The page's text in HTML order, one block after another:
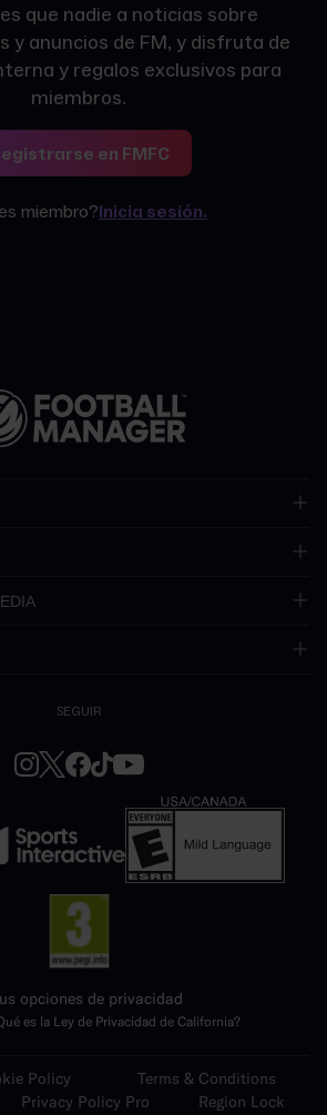
que nadie a noticias sobre
y anuncios de FM, y disfruta de
y regalos exclusivos para
miembros.
en FMFC
miembro?Inicia sesión.
SEGUIR
opciones de privacidad
es la Ley de Privacidad de California?
Policy
Terms & Conditions
Privacy Policy Pro Region Lock